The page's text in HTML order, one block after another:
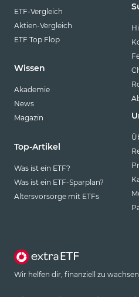
ETF-Vergleich
Aktien-Vergleich
ETF Top Flop
Wissen
Akademie
News
Magazin
Top-Artikel
Was ist ein ETF?
Was ist ein ETF-Sparplan?
Altersvorsorge mit ETFs
Wir helfen dir, finanziell zu